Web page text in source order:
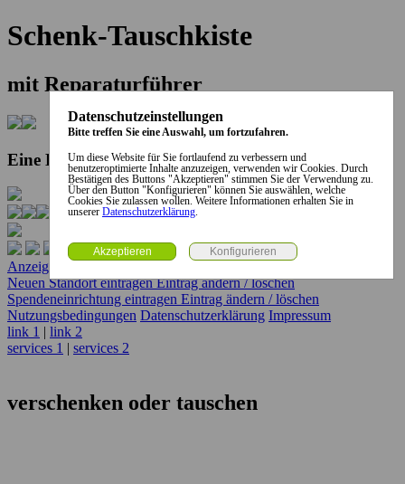
Schenk-Tauschkiste
mit Reparaturführer
Eine Kooperation der Stadt und des Landkreises...
Anzeige erstellen
Neuen Standort eintragenEintrag ändern / löschen
Spendeneinrichtung eintragen Eintrag ändern / löschen
Nutzungsbedingungen Datenschutzerklärung Impressum
link 1 | link 2
services 1 | services 2
verschenken oder tauschen
Datenschutzeinstellungen
Bitte treffen Sie eine Auswahl, um fortzufahren.
Um diese Website für Sie fortlaufend zu verbessern und
benutzeroptimierte Inhalte anzuzeigen, verwenden wir Cookies. Durch
Bestätigen des Buttons "Akzeptieren" stimmen Sie der Verwendung zu.
Über den Button "Konfigurieren" können Sie auswählen, welche
Cookies Sie zulassen wollen. Weitere Informationen erhalten Sie in
unserer Datenschutzerklärung.